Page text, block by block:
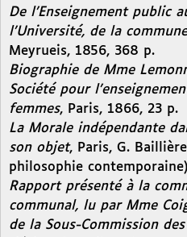
De l’Enseignement public
l’Université, de la
Meyrueis, 1856, 368 p.
Biographie de Mme
Société pour
femmes, Paris, 1866, 23 p.
La Morale indépendante
son objet, Paris, G.
philosophie
Rapport présenté à la
communal, lu par Mme
de la Sous-Commission